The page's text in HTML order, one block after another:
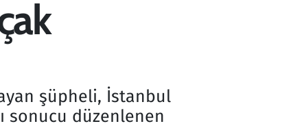
şüpheli, İstanbul
sonucu düzenlenen